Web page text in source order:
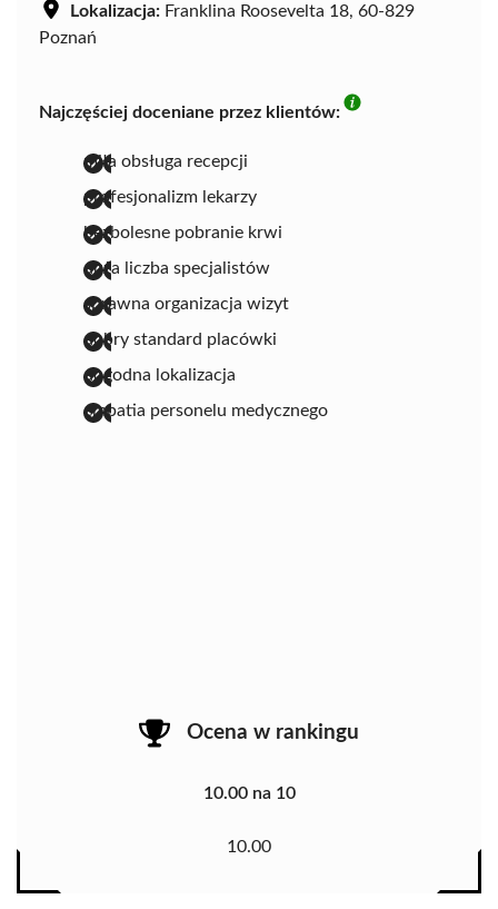
Lokalizacja: Franklina Roosevelta 18, 60-829
Poznań
Najczęściej doceniane przez klientów:
miła obsługa recepcji
profesjonalizm lekarzy
bezbolesne pobranie krwi
duża liczba specjalistów
sprawna organizacja wizyt
dobry standard placówki
dogodna lokalizacja
empatia personelu medycznego
Ocena w rankingu
10.00 na 10
10.00